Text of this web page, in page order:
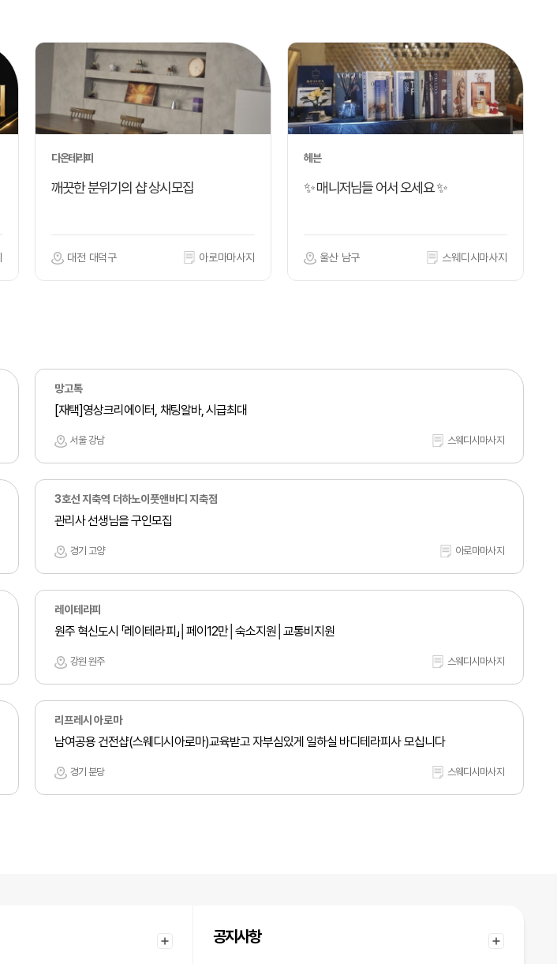
다온테라피
깨끗한 분위기의 샵 상시모집
대전 대덕구 아로마마사지
헤븐
✨ 매니저님들 어서 오세요 ✨
울산 남구 스웨디시마사지
망고톡
[재택]영상크리에이터, 채팅알바, 시급최대
서울 강남 스웨디시마사지
3호선 지축역 더하노이풋앤바디 지축점
관리사 선생님을 구인모집
경기 고양 아로마마사지
레이테라피
원주 혁신도시 「레이테라피」│페이12만│숙소지원│교통비지원
강원 원주 스웨디시마사지
리프레시 아로마
남여공용 건전샵(스웨디시아로마)교육받고 자부심있게 일하실 바디테라피사 모십니다
경기 분당 스웨디시마사지
공지사항